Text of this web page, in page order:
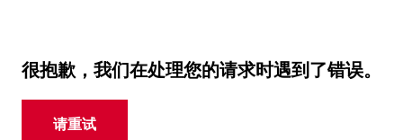
很抱歉，我们在处理您的请求时遇到了错误。
请重试